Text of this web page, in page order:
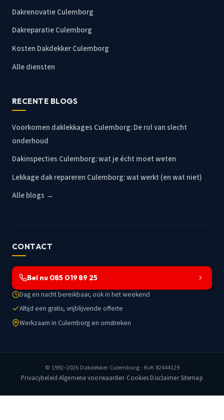
Dakrenovatie Culemborg
Dakreparatie Culemborg
Kosten Dakdekker Culemborg
Alle diensten
RECENTE BLOGS
Voorkomen daklekkages Culemborg: De rol van slecht
onderhoud
Dakinspecties Culemborg: wat je écht moet weten
Lekkage dak repareren Culemborg: wat werkt (en wat niet)
Alle blogs →
CONTACT
Bel nu 085 019 89 25
Dag en nacht bereikbaar, ook in het weekend
Altijd een gratis, vrijblijvende offerte
Werkzaam in Culemborg en omstreken
© 1992–2026 Dakdekker Culemborg· KvK 82444129
Privacybeleid·Algemene voorwaarden·Cookies·Disclaimer·Sitemap